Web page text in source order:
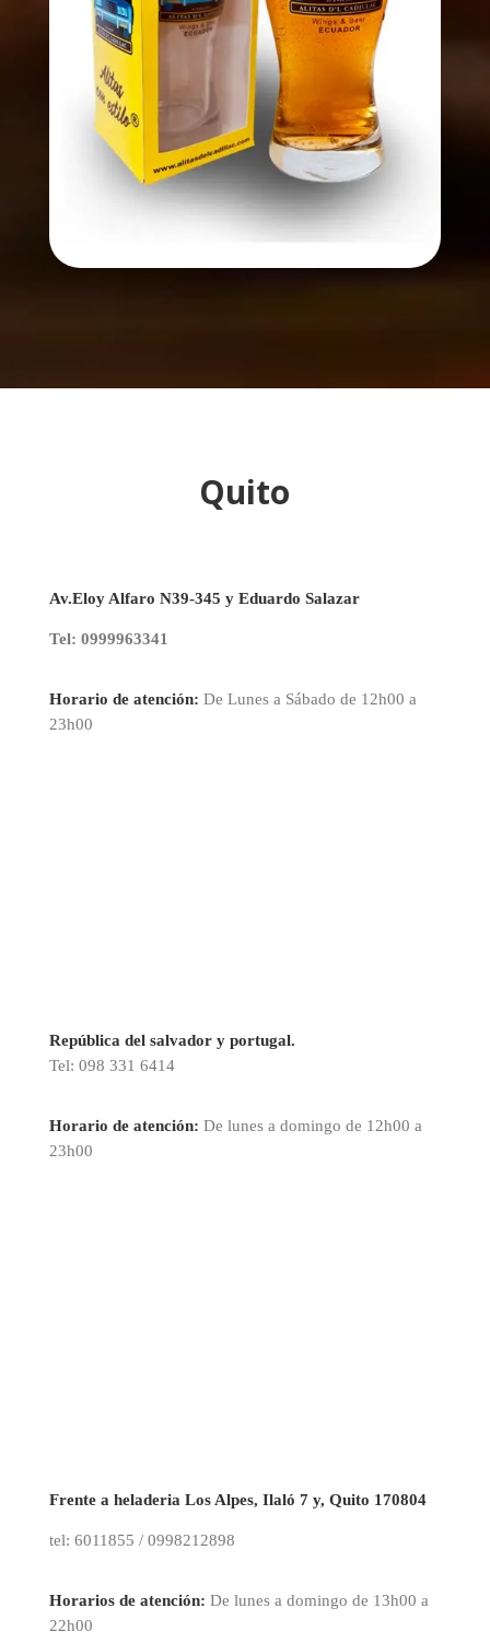
Quito
Av.Eloy Alfaro N39-345 y Eduardo Salazar
Tel: 0999963341
Horario de atención: De Lunes a Sábado de 12h00 a
23h00
República del salvador y portugal.
Tel: 098 331 6414
Horario de atención: De lunes a domingo de 12h00 a
23h00
Frente a heladeria Los Alpes, Ilaló 7 y, Quito 170804
tel: 6011855 / 0998212898
Horarios de atención: De lunes a domingo de 13h00 a
22h00